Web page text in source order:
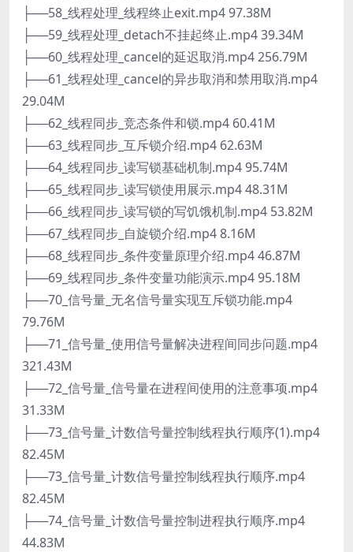
├──58_线程处理_线程终止exit.mp4 97.38M
├──59_线程处理_detach不挂起终止.mp4 39.34M
├──60_线程处理_cancel的延迟取消.mp4 256.79M
├──61_线程处理_cancel的异步取消和禁用取消.mp4
29.04M
├──62_线程同步_竞态条件和锁.mp4 60.41M
├──63_线程同步_互斥锁介绍.mp4 62.63M
├──64_线程同步_读写锁基础机制.mp4 95.74M
├──65_线程同步_读写锁使用展示.mp4 48.31M
├──66_线程同步_读写锁的写饥饿机制.mp4 53.82M
├──67_线程同步_自旋锁介绍.mp4 8.16M
├──68_线程同步_条件变量原理介绍.mp4 46.87M
├──69_线程同步_条件变量功能演示.mp4 95.18M
├──70_信号量_无名信号量实现互斥锁功能.mp4
79.76M
├──71_信号量_使用信号量解决进程间同步问题.mp4
321.43M
├──72_信号量_信号量在进程间使用的注意事项.mp4
31.33M
├──73_信号量_计数信号量控制线程执行顺序(1).mp4
82.45M
├──73_信号量_计数信号量控制线程执行顺序.mp4
82.45M
├──74_信号量_计数信号量控制进程执行顺序.mp4
44.83M